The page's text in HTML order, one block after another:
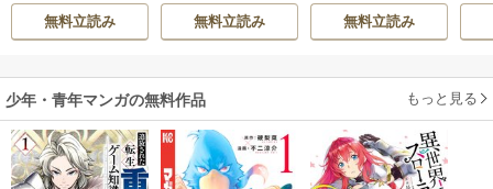
無料立読み
カサ
無料立読み
ただ祈るだけの役
立たずな妻のはず
間
無料立読み
少年・青年マンガの無料作品 もっと見る